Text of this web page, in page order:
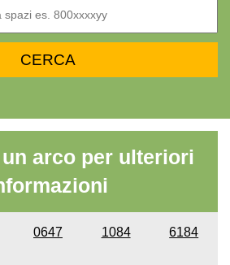
arco per ulteriori
0647 1084 6184